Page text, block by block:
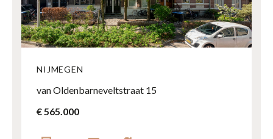
NIJMEGEN
van Oldenbarneveltstraat 15
€ 565.000